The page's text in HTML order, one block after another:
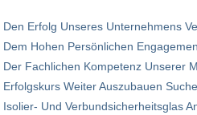
Den Erfolg Unseres Unternehmens
Dem Hohen Persönlichen
Der Fachlichen Kompetenz Unserer
Erfolgskurs Weiter Auszubauen
Isolier- Und Verbundsicherheitsglas